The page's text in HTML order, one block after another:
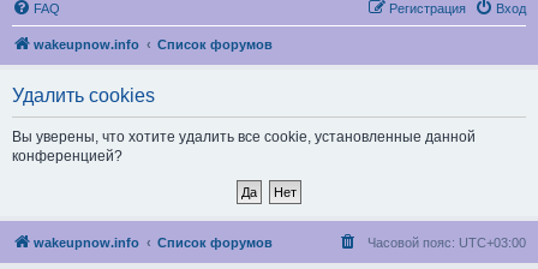
FAQ Вход
Регистрация
wakeupnow.info Список форумов
Удалить cookies
Вы уверены, что хотите удалить все cookie, установленные данной
конференцией?
wakeupnow.info Список форумов Часовой пояс: UTC+03:00